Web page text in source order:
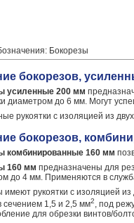
Бокорезы
бокорезов,
усиленные 200 мм
диаметром до 6 мм. Могут
рукоятки с изоляцией из
бокорезов,
комбинированные 160 мм
160 мм предназначены для
до 4 мм. Применяются в
имеют рукоятки с изоляцией
сечением 1,5 и 2,5 мм2, под
для обрезки винтов/